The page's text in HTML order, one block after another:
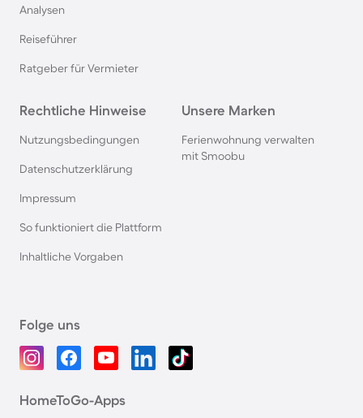
Analysen
Reiseführer
Ratgeber für Vermieter
Rechtliche Hinweise
Nutzungsbedingungen
Datenschutzerklärung
Impressum
So funktioniert die Plattform
Inhaltliche Vorgaben
Unsere Marken
Ferienwohnung verwalten
mit Smoobu
Folge uns
HomeToGo-Apps